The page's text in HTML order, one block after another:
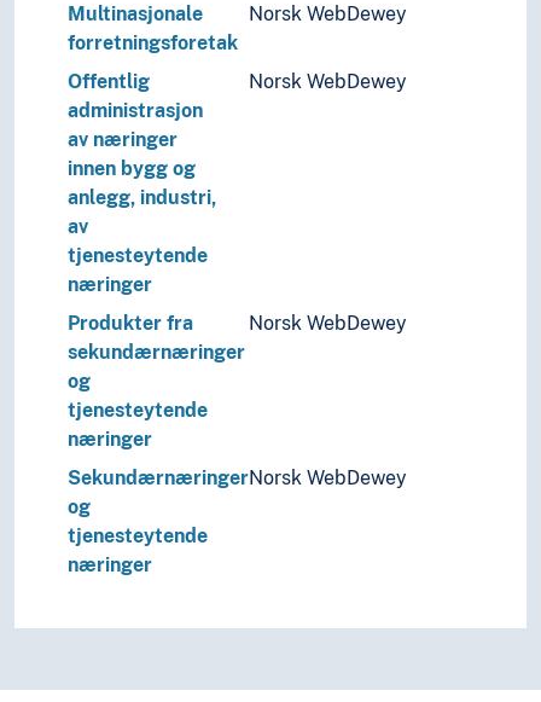
Multinasjonale
forretningsforetak
Norsk WebDewey
Offentlig
administrasjon
av næringer
innen bygg og
anlegg, industri,
av
tjenesteytende
næringer
Norsk WebDewey
Produkter fra
sekundærnæringer
og
tjenesteytende
næringer
Norsk WebDewey
Sekundærnæringer
og
tjenesteytende
næringer
Norsk WebDewey